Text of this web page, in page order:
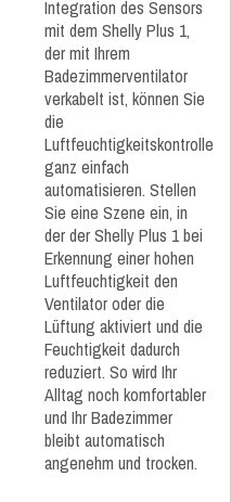
Integration des Sensors
mit dem Shelly Plus 1,
der mit Ihrem
Badezimmerventilator
verkabelt ist, können Sie
die
Luftfeuchtigkeitskontrolle
ganz einfach
automatisieren. Stellen
Sie eine Szene ein, in
der der Shelly Plus 1 bei
Erkennung einer hohen
Luftfeuchtigkeit den
Ventilator oder die
Lüftung aktiviert und die
Feuchtigkeit dadurch
reduziert. So wird Ihr
Alltag noch komfortabler
und Ihr Badezimmer
bleibt automatisch
angenehm und trocken.